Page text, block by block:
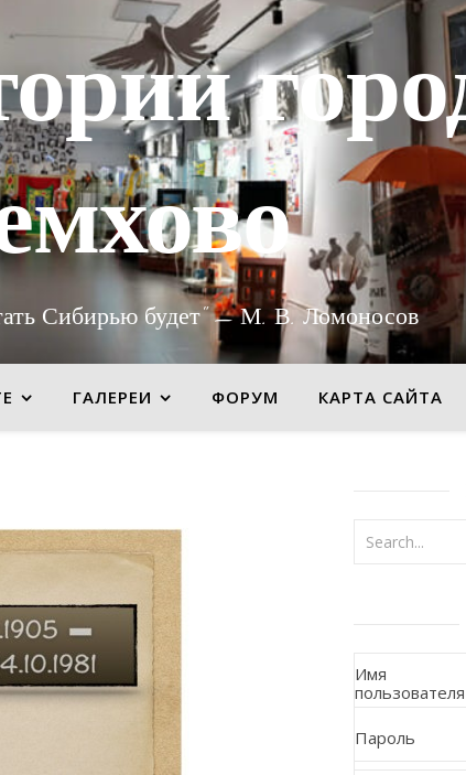
Сибирью будет" — М. В. Ломоносов
ГАЛЕРЕИ ФОРУМ КАРТА САЙТА
Имя
пользователя
Пароль